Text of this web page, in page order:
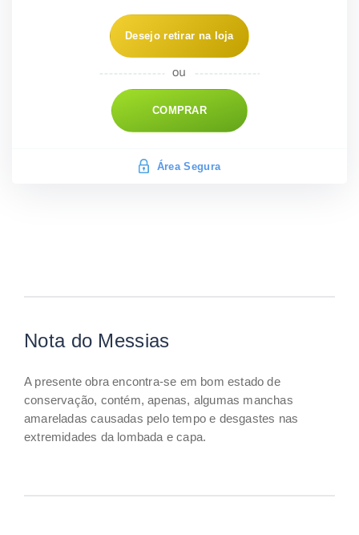
Desejo retirar na loja
COMPRAR
Área Segura
Nota do Messias
A presente obra encontra-se em bom estado de
conservação, contém, apenas, algumas manchas
amareladas causadas pelo tempo e desgastes nas
extremidades da lombada e capa.